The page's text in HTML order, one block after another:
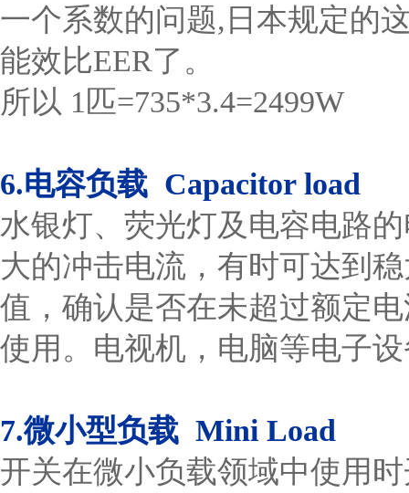
一个系数的问题,日本规定的
能效比EER了。
所以 1匹=735*3.4=2499W
6.电容负载 Capacitor load
水银灯、荧光灯及电容电路
大的冲击电流，有时可达到
值，确认是否在未超过额定
使用。电视机，电脑等电子
7.微小型负载 Mini Load
开关在微小负载领域中使用